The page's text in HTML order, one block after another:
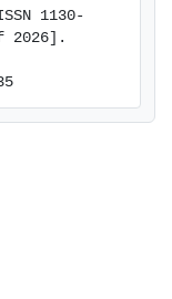
1130-
2026].